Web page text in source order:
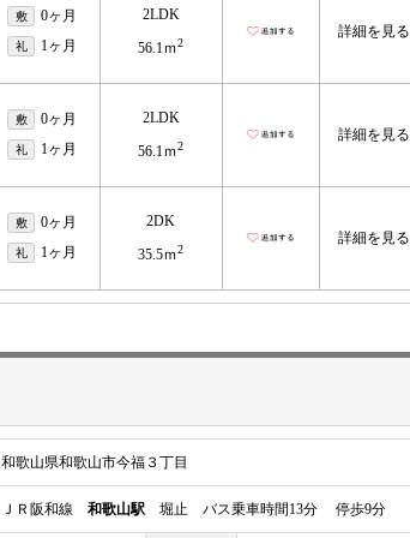
敷 0ヶ月
礼 1ヶ月
2LDK
56.1ｍ2
詳細を見る
敷 0ヶ月
礼 1ヶ月
2LDK
56.1ｍ2
詳細を見る
敷 0ヶ月
礼 1ヶ月
2DK
35.5ｍ2
詳細を見る
和歌山県和歌山市今福３丁目
ＪＲ阪和線 和歌山駅堀止 バス乗車時間13分 停歩9分